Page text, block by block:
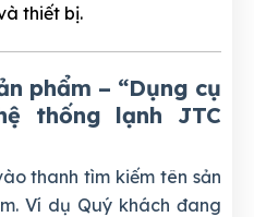
thiết bị.
phẩm – “Dụng cụ
thống lạnh JTC
thanh tìm kiếm tên sản
Ví dụ Quý khách đang